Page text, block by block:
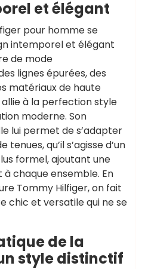
et élégant
pour homme se
intemporel et élégant
de mode
lignes épurées, des
matériaux de haute
à la perfection style
moderne. Son
lui permet de s’adapter
qu’il s’agisse d’un
formel, ajoutant une
chaque ensemble. En
Tommy Hilfiger, on fait
chic et versatile qui ne se
de la
style distinctif